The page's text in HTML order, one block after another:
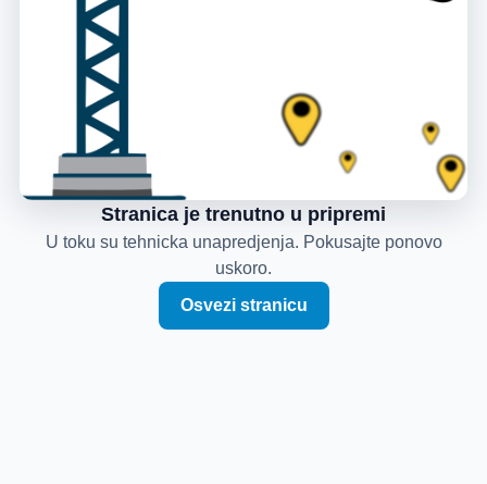
Stranica je trenutno u pripremi
U toku su tehnicka unapredjenja. Pokusajte ponovo
uskoro.
Osvezi stranicu